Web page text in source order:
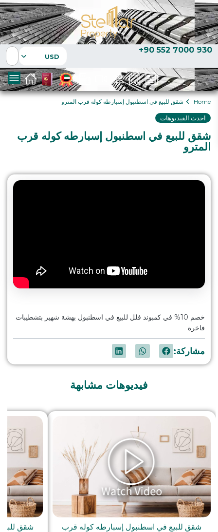
+90 552 7000 930
USD
Home شقق للبيع في اسطنبول إسبارطه كوله قرب المترو
احدث الفيديوهات
شقق للبيع في اسطنبول إسبارطه كوله قرب
المترو
خصم 10% في كمبوند فلل للبيع في اسطنبول بهشة شهير بتشطيبات
فاخرة
مشاركة:
فيديوهات مشابهة
شقق للبيع في اسطنبول إسبارطه كوله قرب
شقق